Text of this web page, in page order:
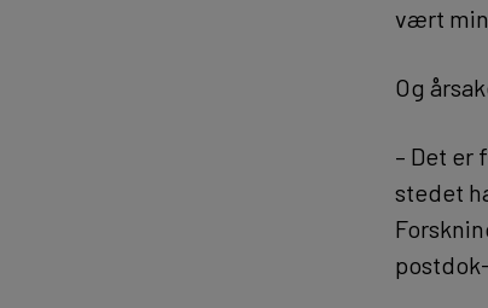
vært
Og
– Det er
stedet